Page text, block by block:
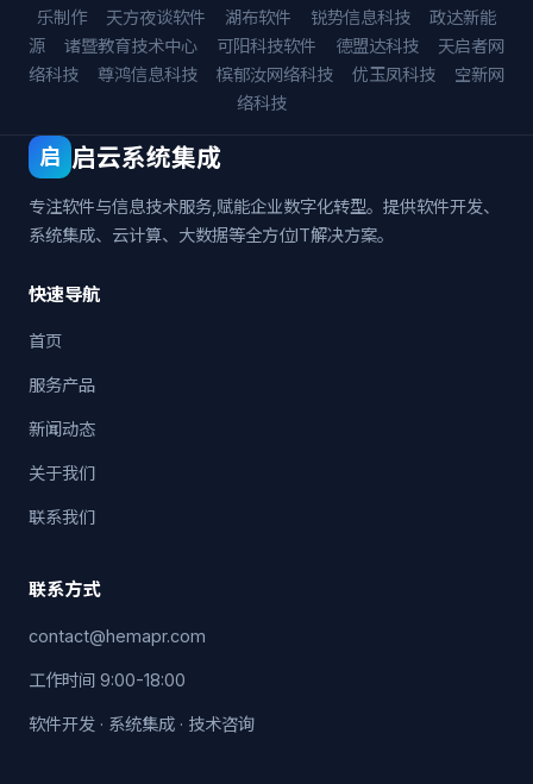
乐制作
天方夜谈软件 湖布软件 锐势信息科技
政达新能
源
诸暨教育技术中心 可阳科技软件 德盟达科技
天启者网
络科技
尊鸿信息科技 槟郁汝网络科技 优玉凤科技
空新网
络科技
启 启云系统集成
专注软件与信息技术服务,赋能企业数字化转型。提供软件开发、
系统集成、云计算、大数据等全方位IT解决方案。
快速导航
首页
服务产品
新闻动态
关于我们
联系我们
联系方式
contact@hemapr.com
工作时间 9:00-18:00
软件开发 · 系统集成 · 技术咨询